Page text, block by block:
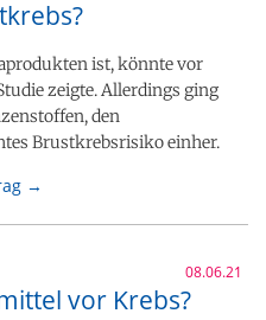
ist, könnte vor
zeigte. Allerdings ging
den
Brustkrebsrisiko einher.
→
08.06.21
vor Krebs?